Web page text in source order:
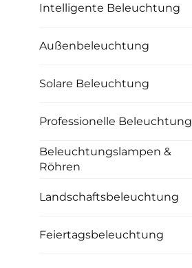
Intelligente Beleuchtung
Außenbeleuchtung
Solare Beleuchtung
Professionelle Beleuchtung
Beleuchtungslampen &
Röhren
Landschaftsbeleuchtung
Feiertagsbeleuchtung